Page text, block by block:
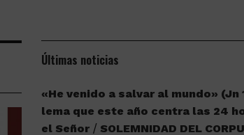
Últimas noticias
«He venido a salvar al mundo» (Jn
lema que este año centra las 24
el Señor
SOLEMNIDAD DEL